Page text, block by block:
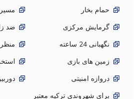
حمام بخار
گرمایش مرکزی
ضد
نگهبانی 24 ساعته
زمین های بازی
دروازه امنیتی
برای شهروندی ترکیه معتبر